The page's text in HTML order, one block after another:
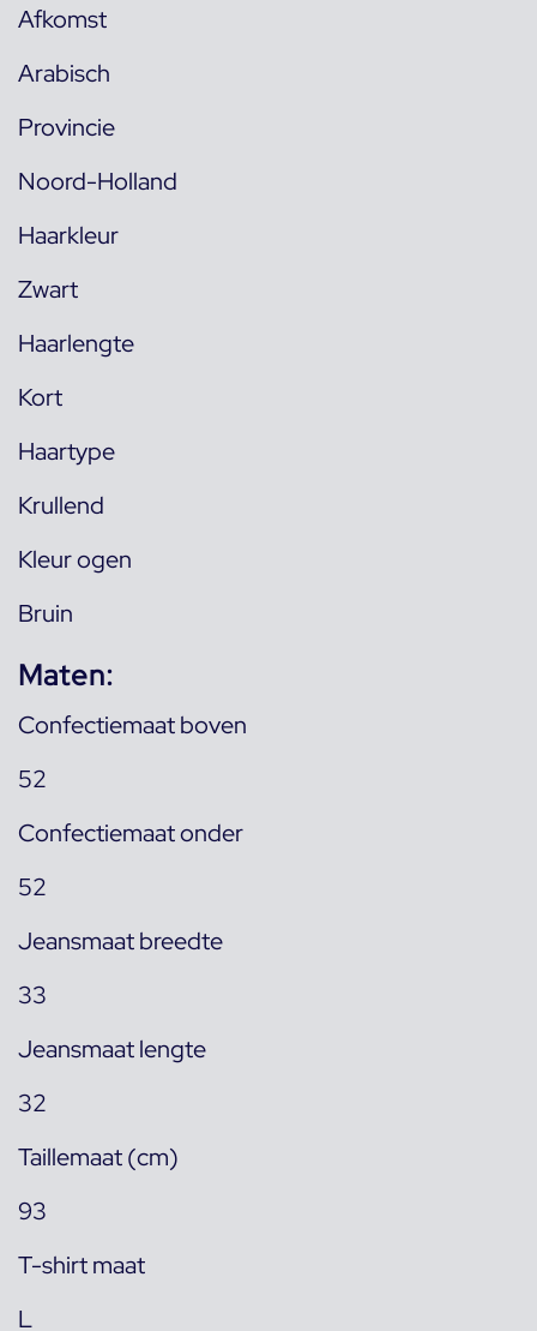
Afkomst
Arabisch
Provincie
Noord-Holland
Haarkleur
Zwart
Haarlengte
Kort
Haartype
Krullend
Kleur ogen
Bruin
Maten:
Confectiemaat boven
52
Confectiemaat onder
52
Jeansmaat breedte
33
Jeansmaat lengte
32
Taillemaat (cm)
93
T-shirt maat
L